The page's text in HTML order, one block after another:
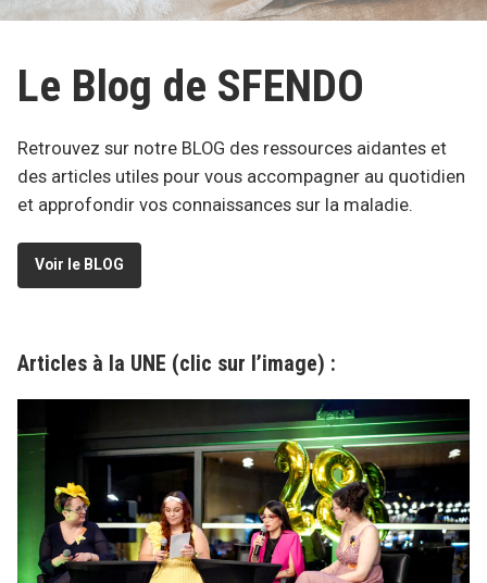
Le Blog de SFENDO
Retrouvez sur notre BLOG des ressources aidantes et
des articles utiles pour vous accompagner au quotidien
et approfondir vos connaissances sur la maladie.
Voir le BLOG
Articles à la UNE (clic sur l’image) :